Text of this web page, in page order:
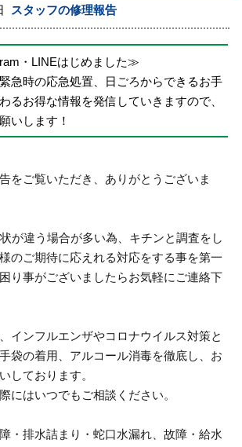
スタッフの修理報告
・LINEはじめました≫
急時の応急処置、日ごろからできるお手
るお得な情報を発信していきますので、
いします！
をご覧いただき、ありがとうございま
が違う場合が多い為、キチンと調査をし
のご期待に応えれる対応をする事を第一
り事がございましたらお気軽にご連絡下
インフルエンザやコロナウイルス対策と
袋の着用、アルコール消毒を徹底し、お
しております。
にはいつでもご相談ください。
・排水詰まり・蛇口水漏れ、故障・給水